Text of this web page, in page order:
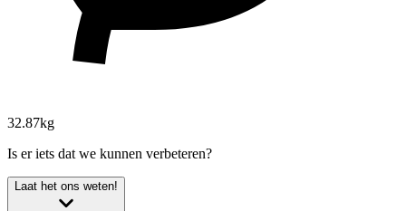
32.87kg
Is er iets dat we kunnen verbeteren?
Laat het ons weten!